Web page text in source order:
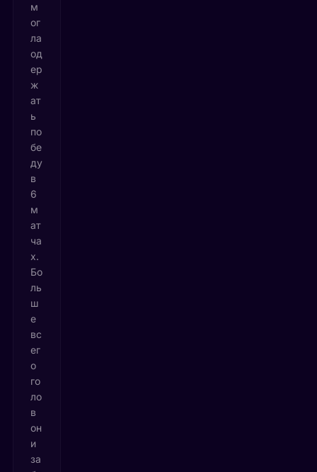
м
ог
ла
од
ер
ж
ат
ь
по
бе
ду
в
6
м
ат
ча
х.
Бо
ль
ш
е
вс
ег
о
го
ло
в
он
и
за